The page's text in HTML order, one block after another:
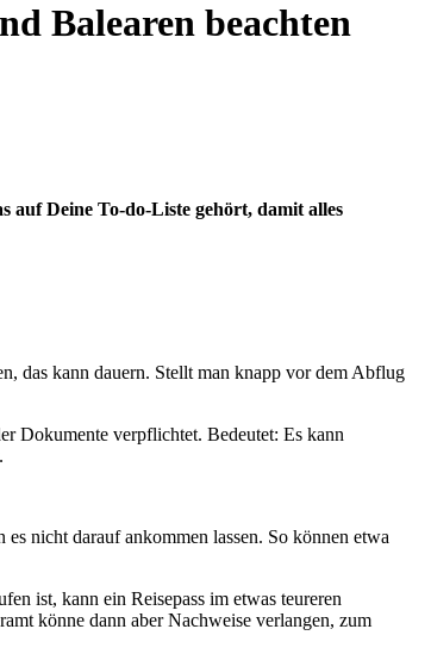
Balearen beachten
auf Deine To-do-Liste gehört, damit alles
das kann dauern. Stellt man knapp vor dem Abflug
Dokumente verpflichtet. Bedeutet: Es kann
es nicht darauf ankommen lassen. So können etwa
ist, kann ein Reisepass im etwas teureren
könne dann aber Nachweise verlangen, zum